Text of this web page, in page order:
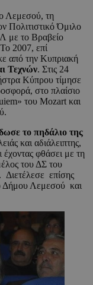
Λεμεσού, τη
Πολιτιστικό Όμιλο
με το Βραβείο
2007, επί
από την Κυπριακή
Τεχνών. Στις 24
Κύπρου τίμησε
στο πλαίσιο
του Μοzart και
το πηδάλιο της
και αδιάλειπτης,
έχοντας φθάσει με τη
του ΔΣ του
επίσης
Δήμου Λεμεσού και